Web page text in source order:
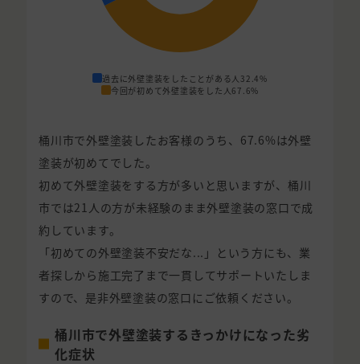
過去に外壁塗装をしたことがある人 32.4%
今回が初めて外壁塗装をした人67.6%
桶川市で外壁塗装したお客様のうち、67.6%は外壁
塗装が初めてでした。
初めて外壁塗装をする方が多いと思いますが、桶川
市では21人の方が未経験のまま外壁塗装の窓口で成
約しています。
「初めての外壁塗装不安だな...」という方にも、業
者探しから施工完了まで一貫してサポートいたしま
すので、是非外壁塗装の窓口にご依頼ください。
桶川市で外壁塗装するきっかけになった劣
化症状